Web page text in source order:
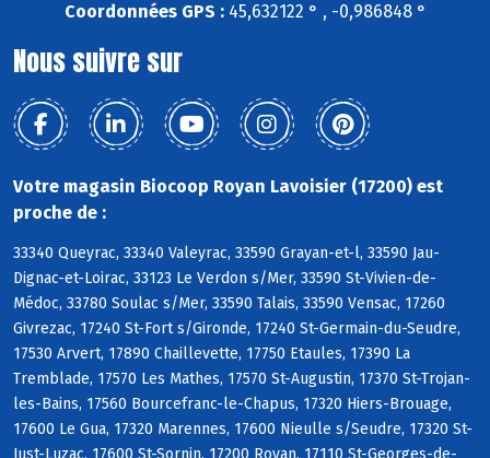
Coordonnées GPS :45,632122 ° , -0,986848 °
Nous suivre sur
Votre magasin Biocoop Royan Lavoisier (17200) est
proche de :
33340 Queyrac, 33340 Valeyrac, 33590 Grayan-et-l, 33590 Jau-
Dignac-et-Loirac, 33123 Le Verdon s/Mer, 33590 St-Vivien-de-
Médoc, 33780 Soulac s/Mer, 33590 Talais, 33590 Vensac, 17260
Givrezac, 17240 St-Fort s/Gironde, 17240 St-Germain-du-Seudre,
17530 Arvert, 17890 Chaillevette, 17750 Etaules, 17390 La
Tremblade, 17570 Les Mathes, 17570 St-Augustin, 17370 St-Trojan-
les-Bains, 17560 Bourcefranc-le-Chapus, 17320 Hiers-Brouage,
17600 Le Gua, 17320 Marennes, 17600 Nieulle s/Seudre, 17320 St-
Just-Luzac, 17600 St-Sornin, 17200 Royan, 17110 St-Georges-de-